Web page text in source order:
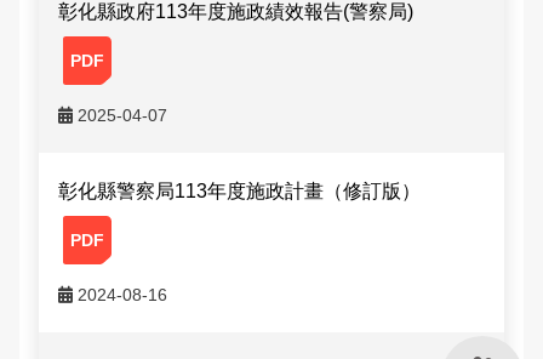
彰化縣政府113年度施政績效報告(警察局)
2025-04-07
彰化縣警察局113年度施政計畫（修訂版）
2024-08-16